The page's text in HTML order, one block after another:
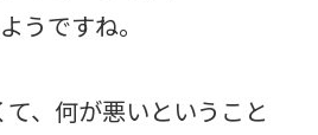
うですね。
、何が悪いということ